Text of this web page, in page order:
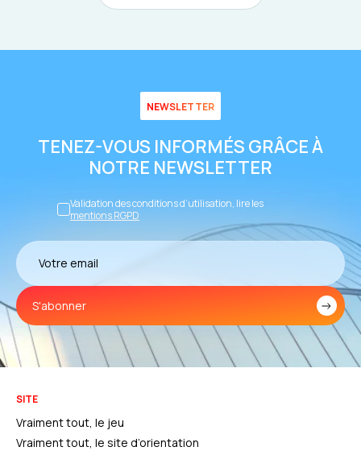
NEWSLETTER
TENEZ-VOUS INFORMÉS GRÂCE À
NOTRE NEWSLETTER
Validation des conditions d’utilisation, lire les
mentions RGPD
S'abonner
SITE
Vraiment tout, le jeu
Vraiment tout, le site d’orientation